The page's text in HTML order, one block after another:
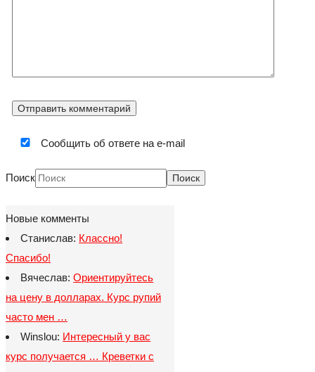
Сообщить об ответе на e-mail
Поиск
Новые комменты
Станислав: Классно!
Спасибо!
Вячеслав:Ориентируйтесь
на цену в долларах. Курс рупий
часто мен …
Winslou: Интересный у вас
курс получается … Креветки с